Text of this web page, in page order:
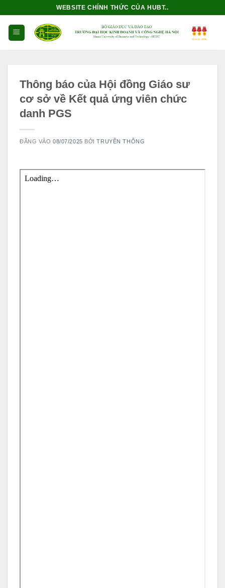
dung
WEBSITE CHÍNH THỨC CỦA HUBT..
Thông báo của Hội đồng Giáo sư
cơ sở về Kết quả ứng viên chức
danh PGS
ĐĂNG VÀO08/07/2025 BỞITRUYỀN THÔNG